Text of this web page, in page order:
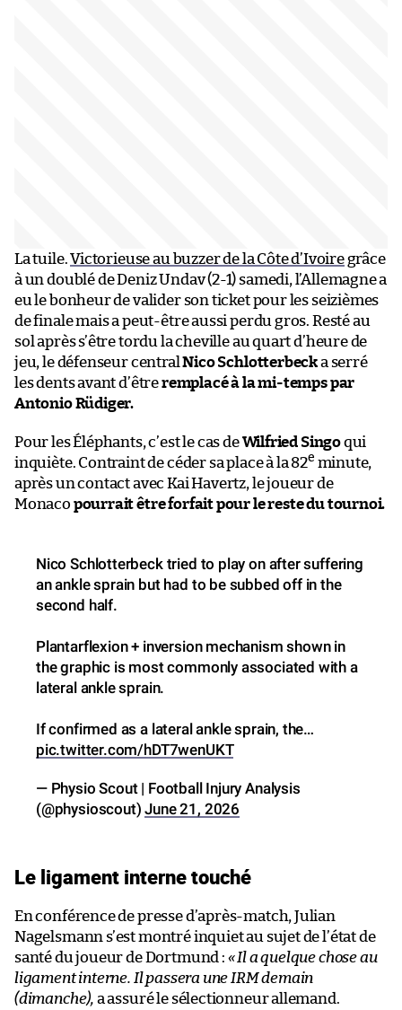
La tuile.Victorieuse au buzzer de la Côte d’Ivoiregrâce
à un doublé de Deniz Undav (2-1) samedi, l’Allemagne a
eu le bonheur de valider son ticket pour les seizièmes
de finale mais a peut-être aussi perdu gros. Resté au
sol après s’être tordu la cheville au quart d’heure de
jeu, le défenseur centralNico Schlotterbecka serré
les dents avant d’êtreremplacé à la mi-temps par
Antonio Rüdiger.
Pour les Éléphants, c’est le cas deWilfried Singoqui
inquiète. Contraint de céder sa place à la 82e minute,
après un contact avec Kai Havertz, le joueur de
Monaco pourrait être forfait pour le reste du tournoi.
Nico Schlotterbeck tried to play on after suffering
an ankle sprain but had to be subbed off in the
second half.
Plantarflexion + inversion mechanism shown in
the graphic is most commonly associated with a
lateral ankle sprain.
If confirmed as a lateral ankle sprain, the…
pic.twitter.com/hDT7wenUKT
— Physio Scout | Football Injury Analysis
(@physioscout)June 21, 2026
Le ligament interne touché
En conférence de presse d’après-match, Julian
Nagelsmann s’est montré inquiet au sujet de l’état de
santé du joueur de Dortmund : « Il a quelque chose au
ligament interne. Il passera une IRM demain
(dimanche), a assuré le sélectionneur allemand.